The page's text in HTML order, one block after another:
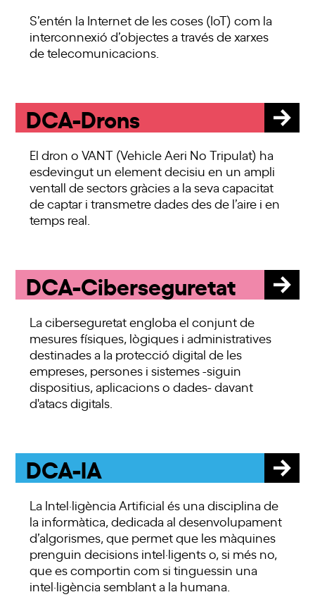
S’entén la Internet de les coses (IoT) com la
interconnexió d’objectes a través de xarxes
de telecomunicacions.
DCA-Drons
El dron o VANT (Vehicle Aeri No Tripulat) ha
esdevingut un element decisiu en un ampli
ventall de sectors gràcies a la seva capacitat
de captar i transmetre dades des de l’aire i en
temps real.
DCA-Ciberseguretat
La ciberseguretat engloba el conjunt de
mesures físiques, lògiques i administratives
destinades a la protecció digital de les
empreses, persones i sistemes -siguin
dispositius, aplicacions o dades- davant
d'atacs digitals.
DCA-IA
La Intel·ligència Artificial és una disciplina de
la informàtica, dedicada al desenvolupament
d’algorismes, que permet que les màquines
prenguin decisions intel·ligents o, si més no,
que es comportin com si tinguessin una
intel·ligència semblant a la humana.